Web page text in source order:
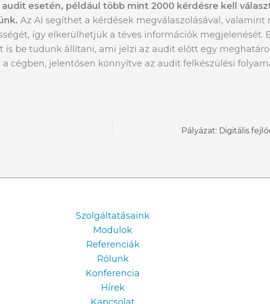
esetén, például több mint 2000 kérdésre kell
Az AI segíthet a kérdések megválaszolásával, valamint
így elkerülhetjük a téves információk megjelenését.
is be tudunk állítani, ami jelzi az audit előtt egy
cégben, jelentősen könnyítve az audit felkészülési
Szolgáltatásaink
Modulok
Referenciák
Rólunk
Konferencia
Hírek